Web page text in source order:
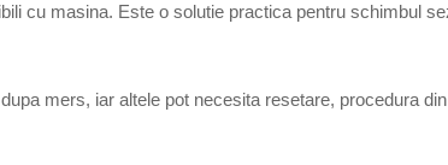
cu masina. Este o solutie practica pentru schimbul
mers, iar altele pot necesita resetare, procedura